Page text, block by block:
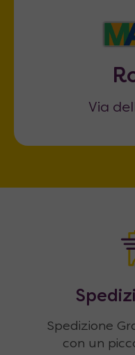
Via
Spedizione
con un